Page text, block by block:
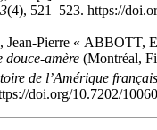
(4), 521–523. https://
Jean-Pierre « ABBOTT,
douce-amère (Montréal,
de l’Amérique
doi.org/10.7202/